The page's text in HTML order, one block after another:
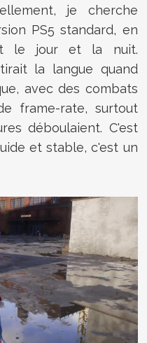
je cherche
PS5 standard, en
le jour et la nuit.
la langue quand
avec des combats
frame-rate, surtout
déboulaient. C'est
et stable, c'est un